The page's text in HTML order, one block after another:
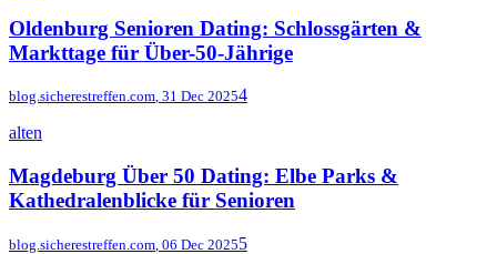
Oldenburg Senioren Dating: Schlossgärten &
Markttage für Über-50-Jährige
blog.sicherestreffen.com, 31 Dec 20254
alten
Magdeburg Über 50 Dating: Elbe Parks &
Kathedralenblicke für Senioren
blog.sicherestreffen.com 06 Dec 20255